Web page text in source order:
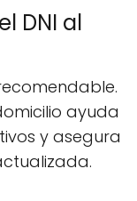
DNI al
ayuda
y asegura